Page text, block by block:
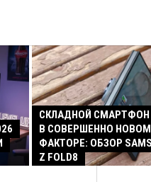
СКЛАДНОЙ СМАРТФОН
В СОВЕРШЕННО
ФАКТОРЕ: ОБЗОР
Z FOLD8